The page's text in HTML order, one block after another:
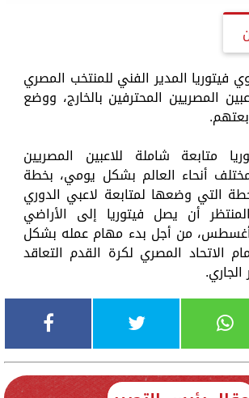
فيتوريا المدير الفني للمنتخب المصري
المصريين المحترفين بالخارج، ووضع
متابعة شاملة للاعبين المصريين
أنحاء العالم بشكل يومي، بخطة
التي وضعها لمتابعة لاعبي الدوري
أن يصل فيتوريا إلى الأراضي
يوم 2 أغسطس، من أجل بدء مهام عمله بشكل
الاتحاد المصري لكرة القدم التعاقد